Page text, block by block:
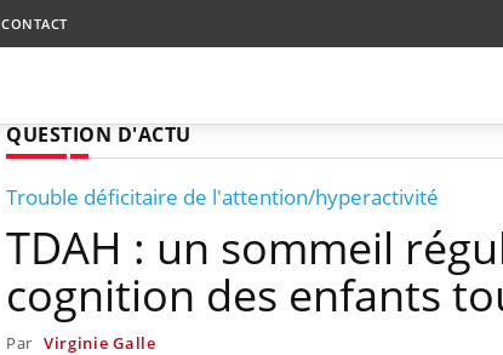
CONTACT
QUESTION D'ACTU
Trouble déficitaire de l'attention/hyperactivité
TDAH : un sommeil
cognition des enfants
Par Virginie Galle